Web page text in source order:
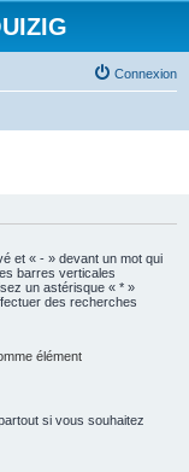
Connexion
et « - » devant un mot qui
barres verticales
un astérisque « * »
des recherches
élément
si vous souhaitez